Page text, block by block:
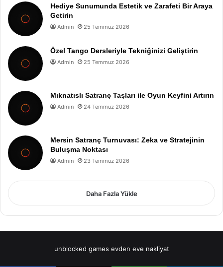
Hediye Sunumunda Estetik ve Zarafeti Bir Araya
Getirin
Admin 25 Temmuz 2026
Özel Tango Dersleriyle Tekniğinizi Geliştirin
Admin 25 Temmuz 2026
Mıknatıslı Satranç Taşları ile Oyun Keyfini Artırın
Admin 24 Temmuz 2026
Mersin Satranç Turnuvası: Zeka ve Stratejinin
Buluşma Noktası
Admin 23 Temmuz 2026
Daha Fazla Yükle
unblocked games evden eve nakliyat